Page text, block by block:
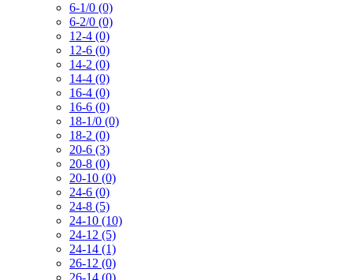
6-1/0 (0)
6-2/0 (0)
12-4 (0)
12-6 (0)
14-2 (0)
14-4 (0)
16-4 (0)
16-6 (0)
18-1/0 (0)
18-2 (0)
20-6 (3)
20-8 (0)
20-10 (0)
24-6 (0)
24-8 (5)
24-10 (10)
24-12 (5)
24-14 (1)
26-12 (0)
26-14 (0)